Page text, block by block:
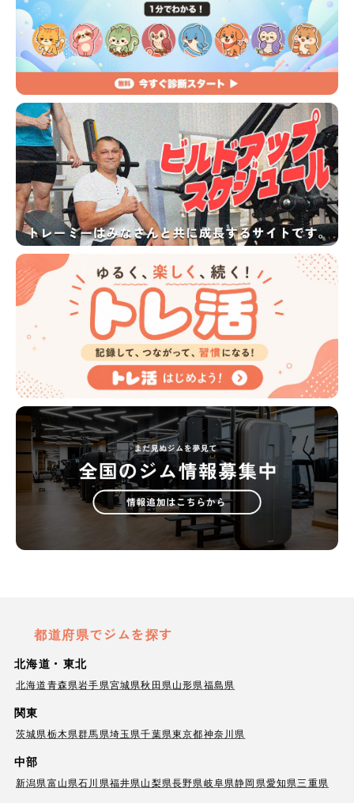
都道府県でジムを探す
北海道・東北
北海道青森県岩手県宮城県秋田県山形県福島県
関東
茨城県栃木県群馬県埼玉県千葉県東京都神奈川県
中部
新潟県富山県石川県福井県山梨県長野県岐阜県静岡県愛知県三重県